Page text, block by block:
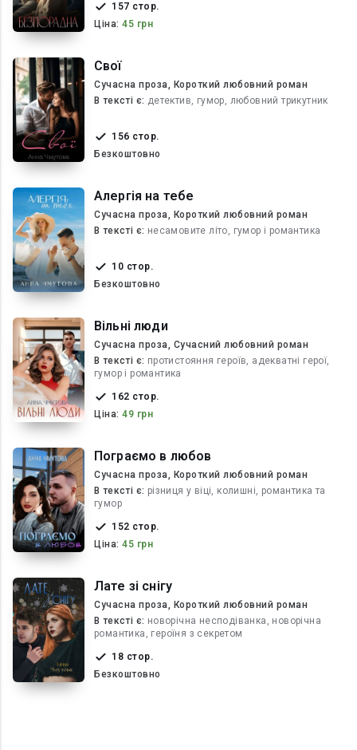
157 стор.
Ціна: 45 грн
Свої
Сучасна проза, Короткий любовний роман
В текcті є: детектив, гумор, любовний трикутник
156 стор.
Безкоштовно
Алергія на тебе
Сучасна проза, Короткий любовний роман
В текcті є: несамовите літо, гумор і романтика
10 стор.
Безкоштовно
Вільні люди
Сучасна проза, Сучасний любовний роман
В текcті є: протистояння героїв, адекватні герої,
гумор і романтика
162 стор.
Ціна: 49 грн
Пограємо в любов
Сучасна проза, Короткий любовний роман
В текcті є: різниця у віці, колишні, романтика та
гумор
152 стор.
Ціна: 45 грн
Лате зі снігу
Сучасна проза, Короткий любовний роман
В текcті є: новорічна несподіванка, новорічна
романтика, героїня з секретом
18 стор.
Безкоштовно